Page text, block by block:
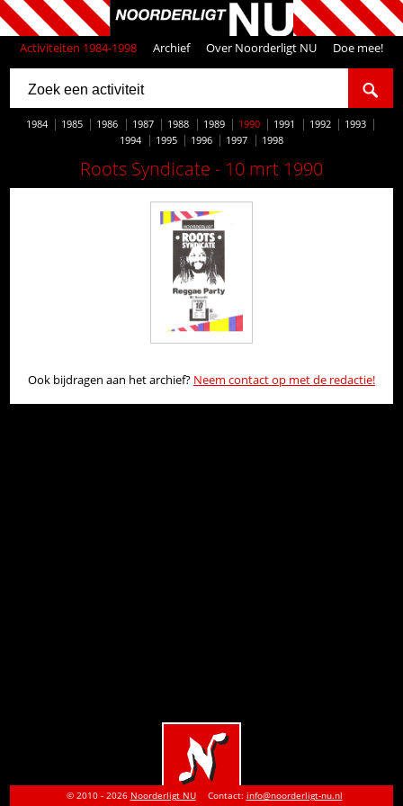
Activiteiten 1984-1998 Archief Over Noorderligt NU Doe mee!
1984 1985 1986 1987 1988 1989 1990 1991 1992
1993
1994
1995 1996 1997 1998
Roots Syndicate - 10 mrt 1990
Ook bijdragen aan het archief? Neem contact op met de redactie!
© 2010 - 2026 Noorderligt NU Contact: info@noorderligt-nu.nl